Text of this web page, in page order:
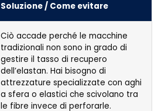
Soluzione / Come evitare
Ciò accade perché le macchine
tradizionali non sono in grado di
gestire il tasso di recupero
dell’elastan. Hai bisogno di
attrezzature specializzate con aghi
a sfera o elastici che scivolano tra
le fibre invece di perforarle.